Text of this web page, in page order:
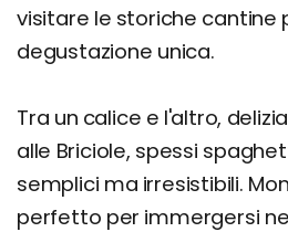
visitare le storiche cantine
degustazione unica.
Tra un calice e l'altro,
alle Briciole, spessi
semplici ma irresistibili.
perfetto per immergersi